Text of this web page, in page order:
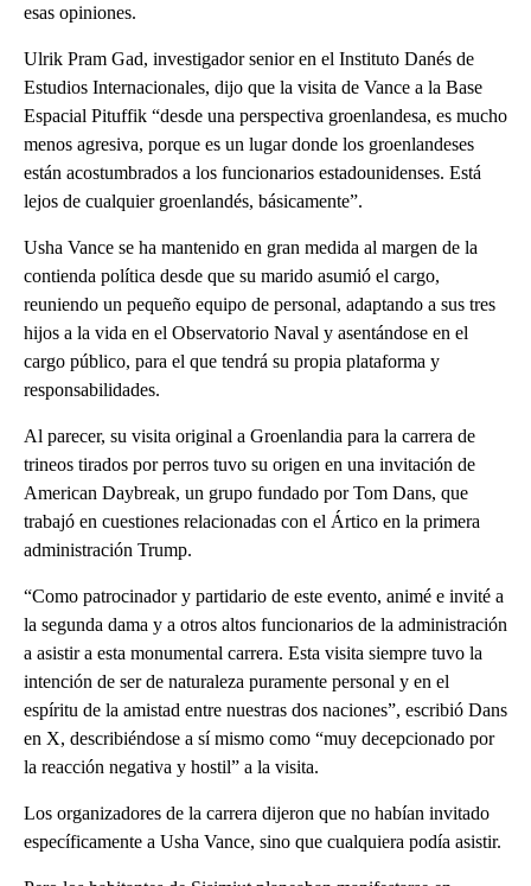
esas opiniones.
Ulrik Pram Gad, investigador senior en el Instituto Danés de
Estudios Internacionales, dijo que la visita de Vance a la Base
Espacial Pituffik “desde una perspectiva groenlandesa, es mucho
menos agresiva, porque es un lugar donde los groenlandeses
están acostumbrados a los funcionarios estadounidenses. Está
lejos de cualquier groenlandés, básicamente”.
Usha Vance se ha mantenido en gran medida al margen de la
contienda política desde que su marido asumió el cargo,
reuniendo un pequeño equipo de personal, adaptando a sus tres
hijos a la vida en el Observatorio Naval y asentándose en el
cargo público, para el que tendrá su propia plataforma y
responsabilidades.
Al parecer, su visita original a Groenlandia para la carrera de
trineos tirados por perros tuvo su origen en una invitación de
American Daybreak, un grupo fundado por Tom Dans, que
trabajó en cuestiones relacionadas con el Ártico en la primera
administración Trump.
“Como patrocinador y partidario de este evento, animé e invité a
la segunda dama y a otros altos funcionarios de la administración
a asistir a esta monumental carrera. Esta visita siempre tuvo la
intención de ser de naturaleza puramente personal y en el
espíritu de la amistad entre nuestras dos naciones”, escribió Dans
en X, describiéndose a sí mismo como “muy decepcionado por
la reacción negativa y hostil” a la visita.
Los organizadores de la carrera dijeron que no habían invitado
específicamente a Usha Vance, sino que cualquiera podía asistir.